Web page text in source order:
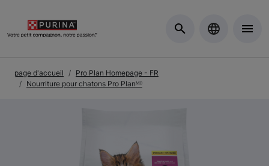
page d'accueil
Pro Plan Homepage - FR
Nourriture pour chatons Pro Planᴹᴰ